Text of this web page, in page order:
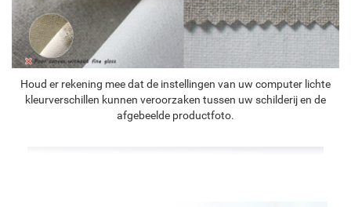
Houd er rekening mee dat de instellingen van uw computer lichte
kleurverschillen kunnen veroorzaken tussen uw schilderij en de
afgebeelde productfoto.